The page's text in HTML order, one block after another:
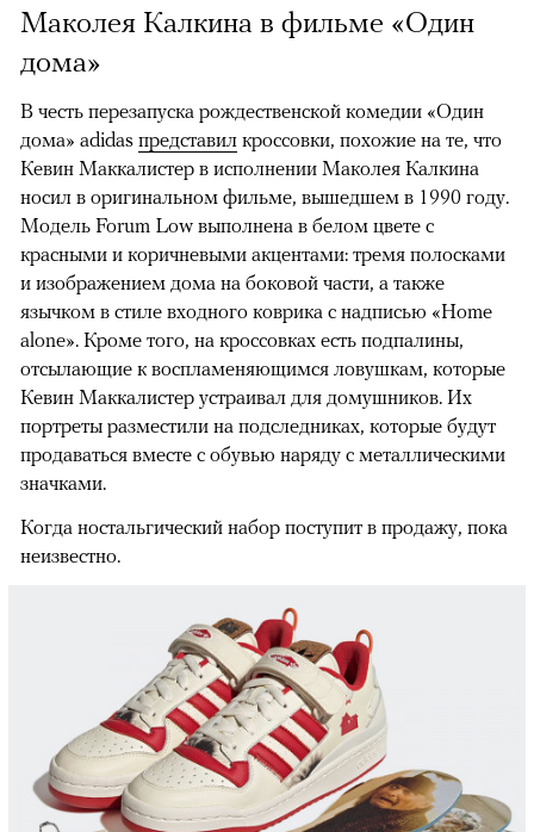
00:00
Маколея Калкина в фильме «Один
дома»
В честь перезапуска рождественской комедии «Один
дома» adidas представил кроссовки, похожие на те, что
Кевин Маккалистер в исполнении Маколея Калкина
носил в оригинальном фильме, вышедшем в 1990 году.
Модель Forum Low выполнена в белом цвете с
красными и коричневыми акцентами: тремя полосками
и изображением дома на боковой части, а также
язычком в стиле входного коврика с надписью «Home
alone». Кроме того, на кроссовках есть подпалины,
отсылающие к воспламеняющимся ловушкам, которые
Кевин Маккалистер устраивал для домушников. Их
портреты разместили на подследниках, которые будут
продаваться вместе с обувью наряду с металлическими
значками.
Когда ностальгический набор поступит в продажу, пока
неизвестно.